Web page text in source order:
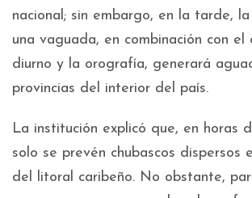
nacional; sin embargo, en la tarde,
una vaguada, en combinación con el
diurno y la orografía, generará
provincias del interior del país.
La institución explicó que, en horas
solo se prevén chubascos dispersos
del litoral caribeño. No obstante,